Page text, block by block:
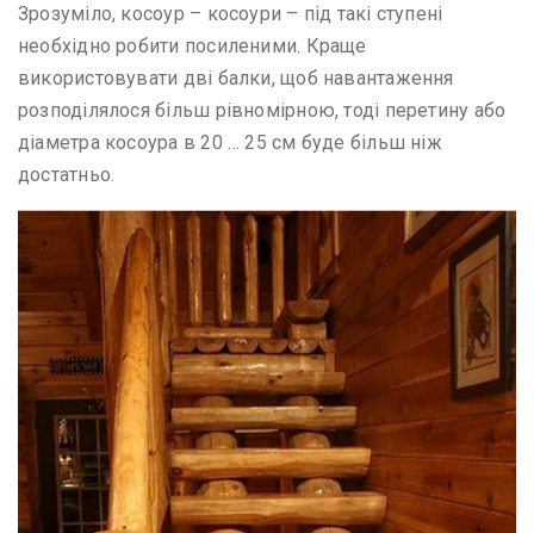
Зрозуміло, косоур – косоури – під такі ступені
необхідно робити посиленими. Краще
використовувати дві балки, щоб навантаження
розподілялося більш рівномірною, тоді перетину або
діаметра косоура в 20 … 25 см буде більш ніж
достатньо.